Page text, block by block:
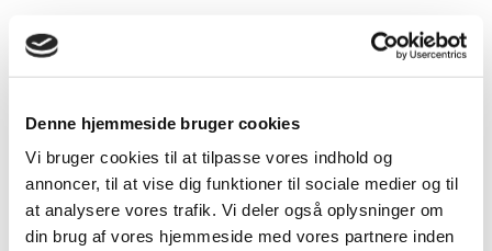
Denne hjemmeside bruger cookies
Vi bruger cookies til at tilpasse vores indhold og
annoncer, til at vise dig funktioner til sociale medier og til
at analysere vores trafik. Vi deler også oplysninger om
din brug af vores hjemmeside med vores partnere inden
Drift og administration
Servicemodul
Sørg for dine enheder er
sikkerhedstjekket. Service bookes i
kalender